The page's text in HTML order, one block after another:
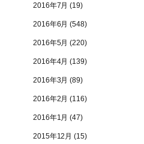
2016年7月 (19)
2016年6月 (548)
2016年5月 (220)
2016年4月 (139)
2016年3月 (89)
2016年2月 (116)
2016年1月 (47)
2015年12月 (15)